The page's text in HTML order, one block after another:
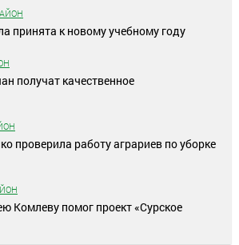
принята к новому учебному году
получат качественное
проверила работу аграриев по уборке
Комлеву помог проект «Сурское